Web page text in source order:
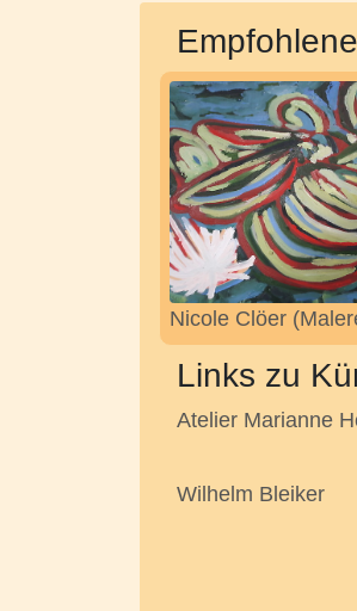
Nicole Clöer
Links zu
Atelier Marianne
Wilhelm Bleiker